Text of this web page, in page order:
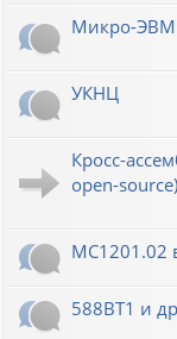
Микро-
УКНЦ
Кросс-
open-source)
МС1201.02
588ВТ1 и